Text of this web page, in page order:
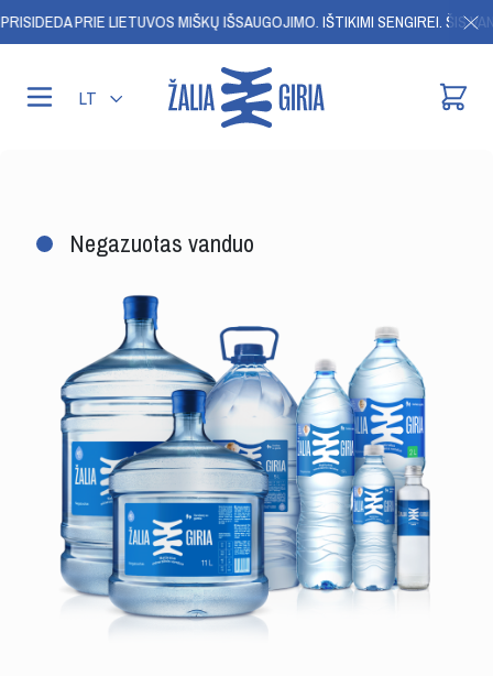
PRIE LIETUVOS MIŠKŲ IŠSAUGOJIMO.IŠTIKIMI SENGIREI. ŠIS
LT
Negazuotas vanduo